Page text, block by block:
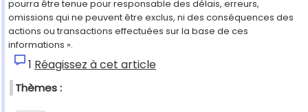
pourra être tenue pour responsable des délais, erreurs,
omissions qui ne peuvent être exclus, ni des conséquences des
actions ou transactions effectuées sur la base de ces
informations ».
1 Réagissez à cet article
Thèmes :